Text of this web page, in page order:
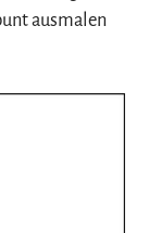
ausmalen